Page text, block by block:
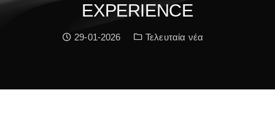
EXPERIENCE
Date:
29-01-2026 Κατηγορία:
Τελευταία νέα